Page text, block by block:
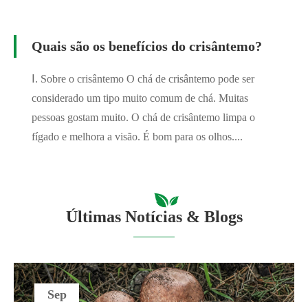
Quais são os benefícios do crisântemo?
Ⅰ. Sobre o crisântemo O chá de crisântemo pode ser
considerado um tipo muito comum de chá. Muitas
pessoas gostam muito. O chá de crisântemo limpa o
fígado e melhora a visão. É bom para os olhos....
Últimas Notícias & Blogs
Sep